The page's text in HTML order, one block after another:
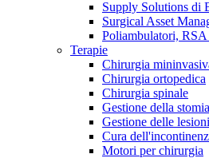
Supply Solutions di
Surgical Asset
Poliambulatori,
Terapie
Chirurgia
Chirurgia ortopedica
Chirurgia spinale
Gestione della stomia
Gestione delle lesioni
Cura
Motori per chirurgia